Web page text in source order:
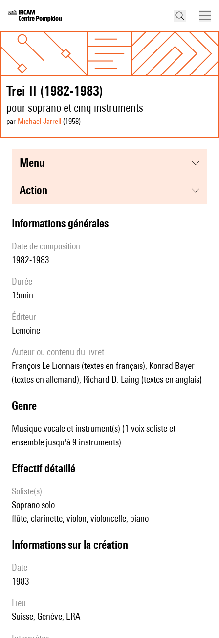
Trei II (1982-1983)
pour soprano et cinq instruments
par Michael Jarrell (1958)
menu
action
informations générales
date de composition
1982-1983
durée
15min
éditeur
Lemoine
Auteur ou contenu du livret
François Le Lionnais (textes en français), Konrad Bayer
(textes en allemand), Richard D. Laing (textes en anglais)
genre
Musique vocale et instrument(s) (1 voix soliste et
ensemble jusqu'à 9 instruments)
effectif détaillé
Soliste(s)
soprano solo
flûte, clarinette, violon, violoncelle, piano
informations sur la création
date
1983
lieu
Suisse, Genève, ERA